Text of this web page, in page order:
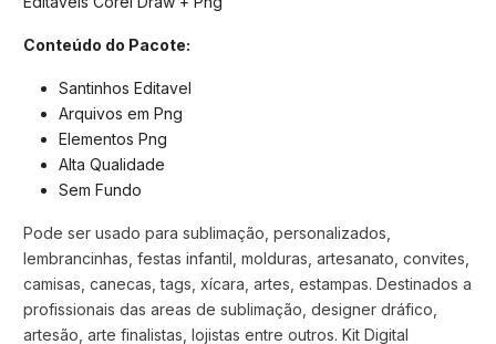
Conteúdo do Pacote:
Santinhos Editavel
Arquivos em Png
Elementos Png
Alta Qualidade
Sem Fundo
Pode ser usado para sublimação, personalizados,
lembrancinhas, festas infantil, molduras, artesanato, convites,
camisas, canecas, tags, xícara, artes, estampas. Destinados a
profissionais das areas de sublimação, designer dráfico,
artesão, arte finalistas, lojistas entre outros. Kit Digital